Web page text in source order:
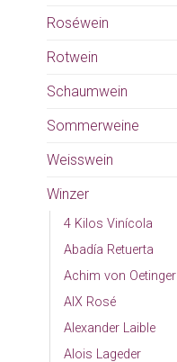
Roséwein
Rotwein
Schaumwein
Sommerweine
Weisswein
Winzer
4 Kilos Vinícola
Abadía Retuerta
Achim von Oetinger
AIX Rosé
Alexander Laible
Alois Lageder